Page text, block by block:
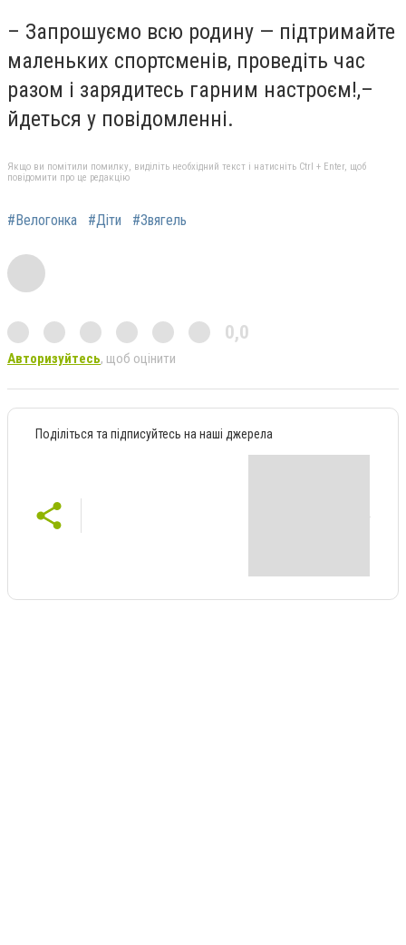
– Запрошуємо всю родину — підтримайте
маленьких спортсменів, проведіть час
разом і зарядитесь гарним настроєм!,–
йдеться у повідомленні.
Якщо ви помітили помилку, виділіть необхідний текст і натисніть Ctrl + Enter, щоб
повідомити про це редакцію
#Велогонка #Діти #Звягель
0,0
Авторизуйтесь, щоб оцінити
Поділіться та підписуйтесь на наші джерела